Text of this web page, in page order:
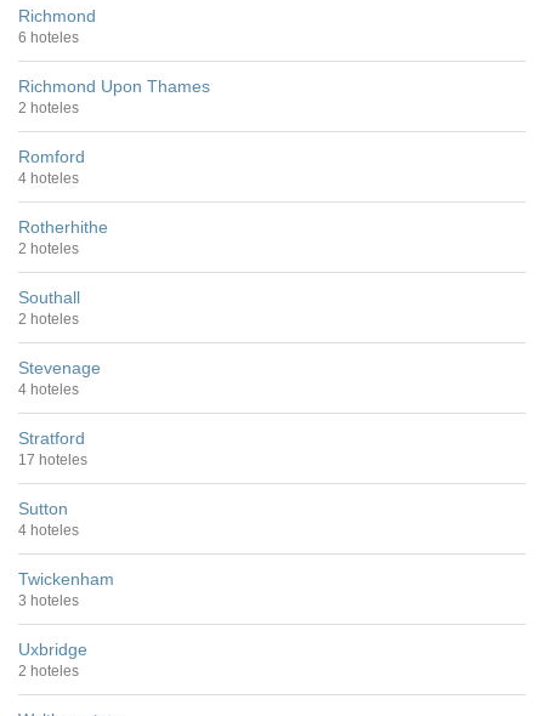
Richmond
6 hoteles
Richmond Upon Thames
2 hoteles
Romford
4 hoteles
Rotherhithe
2 hoteles
Southall
2 hoteles
Stevenage
4 hoteles
Stratford
17 hoteles
Sutton
4 hoteles
Twickenham
3 hoteles
Uxbridge
2 hoteles